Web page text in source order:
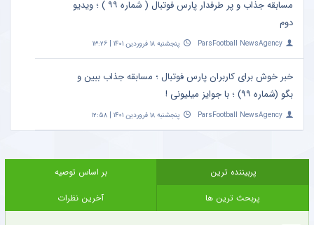
مسابقه جذاب و پر طرفدار پارس فوتبال ( شماره ۹۹ ) ؛ ویدیو
دوم
ParsFootball NewsAgency پنجشنبه ۱۸ فروردین ۱۴۰۱ | ۱۳:۲۶
خبر خوش برای کاربران پارس فوتبال ؛ مسابقه جذاب ببین و
بگو (شماره ۹۹) ؛ با جوایز میلیونی !
ParsFootball NewsAgency پنجشنبه ۱۸ فروردین ۱۴۰۱ | ۱۲:۵۸
پربیننده ترین
بر اساس توصیه
پربحث ترین ها
آخرین نظرات